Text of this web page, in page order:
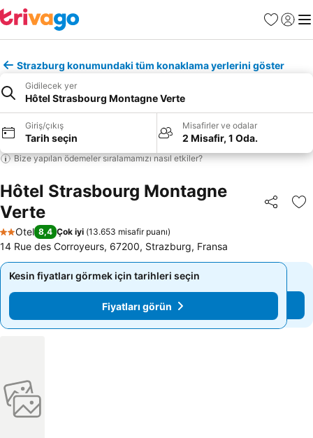
Favoriler
Giriş
Strazburg konumundaki tüm konaklama yerlerini göster
Gidilecek yer
Hôtel Strasbourg Montagne Verte
Giriş/çıkış
Tarih seçin
Misafirler ve odalar
2 Misafir, 1 Oda.
Bize yapılan ödemeler sıralamamızı nasıl etkiler?
Hôtel Strasbourg Montagne
Verte
Paylaş
2 Yıldız
Otel 8,4 Çok iyi (13.653 misafir puanı)
14 Rue des Corroyeurs, 67200, Strazburg, Fransa
Kesin fiyatları görmek için tarihleri seçin
Fiyatları görün
Kesin fiyatları görmek için tarihleri seçin
Fiyatları görün